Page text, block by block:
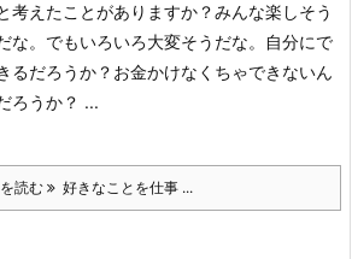
考えたことがありますか？みんな楽しそう
な。 でもいろいろ大変そうだな。
自分にで
るだろうか？ お金かけなくちゃできないん
ろうか？ ...
読む 好きなことを仕事 ...